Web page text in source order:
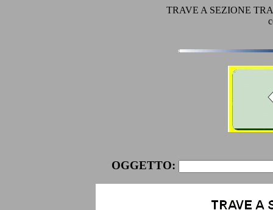
TRAVE A SEZIONE
OGGETTO: